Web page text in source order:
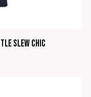
Slew Chic